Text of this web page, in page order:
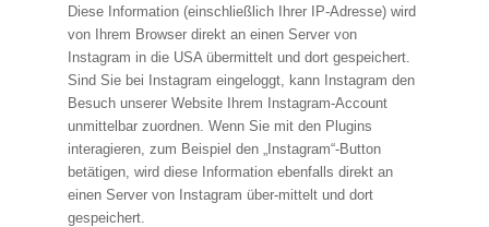
Diese Information (einschließlich Ihrer IP-Adresse) wird
von Ihrem Browser direkt an einen Server von
Instagram in die USA übermittelt und dort gespeichert.
Sind Sie bei Instagram eingeloggt, kann Instagram den
Besuch unserer Website Ihrem Instagram-Account
unmittelbar zuordnen. Wenn Sie mit den Plugins
interagieren, zum Beispiel den „Instagram“-Button
betätigen, wird diese Information ebenfalls direkt an
einen Server von Instagram über-mittelt und dort
gespeichert.